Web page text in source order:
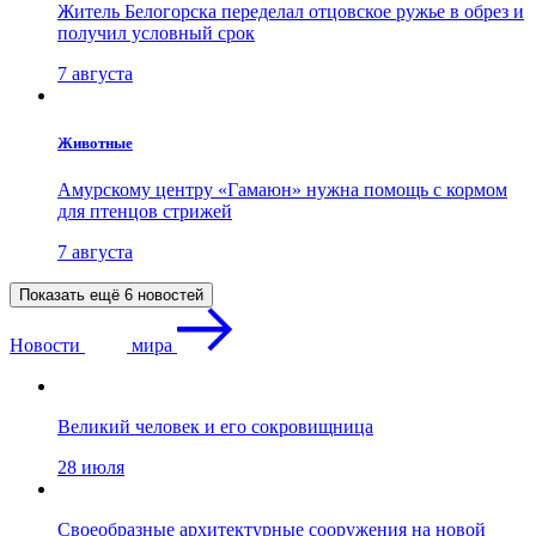
Житель Белогорска переделал отцовское ружье в обрез и
получил условный срок
7 августа
Животные
Амурскому центру «Гамаюн» нужна помощь с кормом
для птенцов стрижей
7 августа
Показать ещё 6 новостей
Новости мира
Великий человек и его сокровищница
28 июля
Своеобразные архитектурные сооружения на новой